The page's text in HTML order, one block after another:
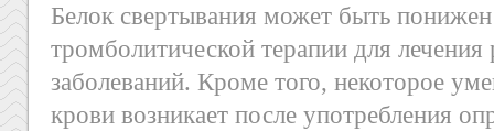
Белок свертывания может быть
тромболитической терапии для
заболеваний. Кроме того, некоторое
крови возникает после употребления